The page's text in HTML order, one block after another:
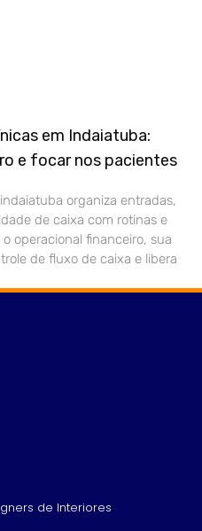
em Indaiatuba:
e focar nos pacientes
organiza entradas,
de caixa com rotinas e
operacional financeiro, sua
de fluxo de caixa e libera
de Interiores